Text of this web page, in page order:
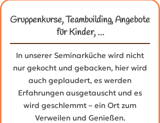
Gruppenkurse, Teambuilding, Angebote
für Kinder, …
In unserer Seminarküche wird nicht
nur gekocht und gebacken, hier wird
auch geplaudert, es werden
Erfahrungen ausgetauscht und es
wird geschlemmt – ein Ort zum
Verweilen und Genießen.